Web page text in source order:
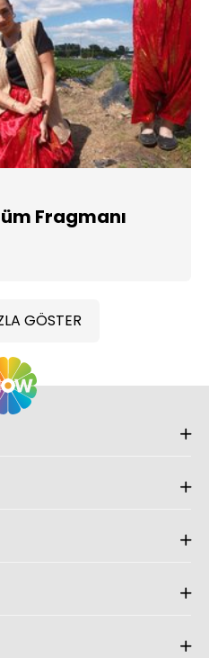
Fragmanı
GÖSTER